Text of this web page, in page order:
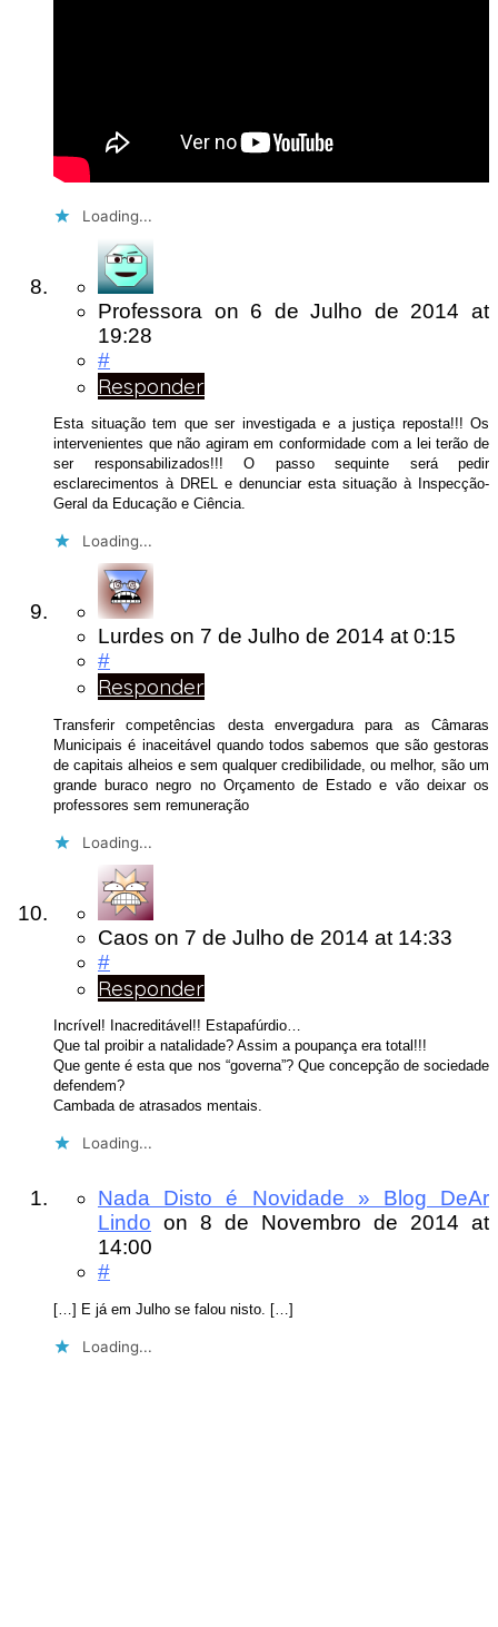
Loading...
Professora on 6 de Julho de 2014at
19:28
#
Responder
Esta situação tem que ser investigada e a justiça reposta!!! Os
intervenientes que não agiram em conformidade com a lei terão de
ser responsabilizados!!! O passo sequinte será pedir
esclarecimentos à DREL e denunciar esta situação à Inspecção-
Geral da Educação e Ciência.
Loading...
Lurdes on 7 de Julho de 2014 at 0:15
#
Responder
Transferir competências desta envergadura para as Câmaras
Municipais é inaceitável quando todos sabemos que são gestoras
de capitais alheios e sem qualquer credibilidade, ou melhor, são um
grande buraco negro no Orçamento de Estado e vão deixar os
professores sem remuneração
Loading...
Caos on 7 de Julho de 2014 at 14:33
#
Responder
Incrível! Inacreditável!! Estapafúrdio…
Que tal proibir a natalidade? Assim a poupança era total!!!
Que gente é esta que nos “governa”? Que concepção de sociedade
defendem?
Cambada de atrasados mentais.
Loading...
Nada Disto é Novidade » Blog DeAr
Lindo on 8 de Novembro de 2014 at
14:00
#
[…] E já em Julho se falou nisto. […]
Loading...